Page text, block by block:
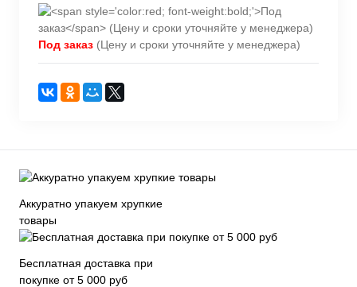
Под заказ (Цену и сроки уточняйте у менеджера)
Аккуратно упакуем хрупкие
товары
Бесплатная доставка при
покупке от 5 000 руб